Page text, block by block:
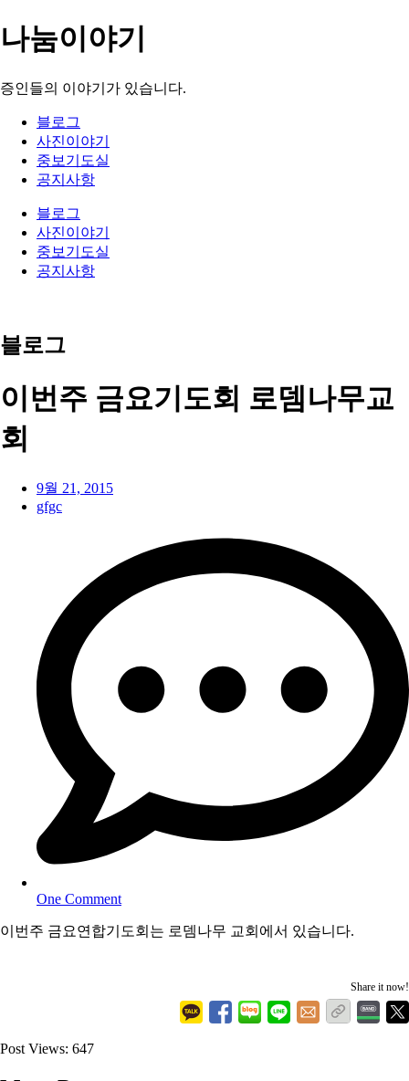
나눔이야기
증인들의 이야기가 있습니다.
블로그
사진이야기
중보기도실
공지사항
블로그
사진이야기
중보기도실
공지사항
블로그
이번주 금요기도회 로뎀나무교
회
9월 21, 2015
gfgc
One Comment
이번주 금요연합기도회는 로뎀나무 교회에서 있습니다.
Share it now!
Post Views: 647